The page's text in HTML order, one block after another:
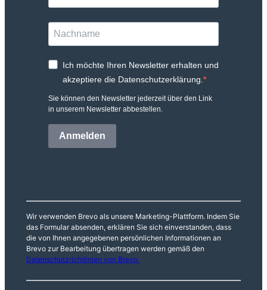
Ich möchte Ihren Newsletter erhalten und
akzeptiere die Datenschutzerklärung.
Sie können den Newsletter jederzeit über den Link
in unserem Newsletter abbestellen.
Anmelden
Wir verwenden Brevo als unsere Marketing-Plattform. Indem Sie
das Formular absenden, erklären Sie sich einverstanden, dass
die von Ihnen angegebenen persönlichen Informationen an
Brevo zur Bearbeitung übertragen werden gemäß den
Datenschutzrichtlinien von Brevo.